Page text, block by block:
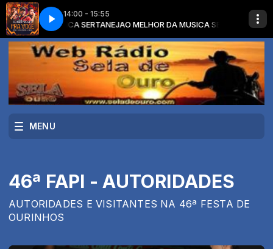
14:00 - 15:55
DA MUSICA SERTANEJAO MELHOR DA MUSICA SERTANEJA com O
VOCÊ (VÍDEO OFICIAL)Patrick Costa, @HenriqueeJuliano - EU NÃO
MENU
46ª FAPI - AUTORIDADES
AUTORIDADES E VISITANTES NA 46ª FESTA DE
OURINHOS